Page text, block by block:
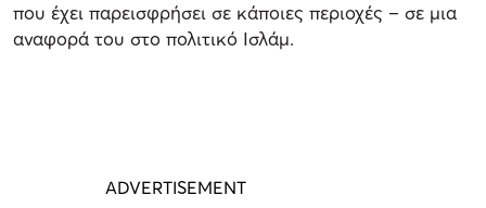
που έχει παρεισφρήσει σε κάποιες περιοχές – σε μια
αναφορά του στο πολιτικό Ισλάμ.